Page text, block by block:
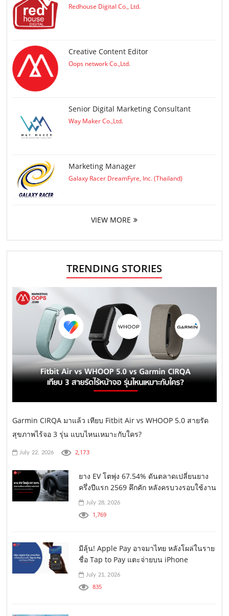
Redhouse Digital Co., Ltd.
Creative Content Editor
Oops network Co.,Ltd.
Senior Digital Marketing Consultant
Way Maker Co.,Ltd.
Marketing Manager
Galaxy Racer DreamFyre, Inc. (Thailand)
VIEW MORE
TRENDING STORIES
Garmin CIRQA มาแล้ว เทียบ Fitbit Air vs WHOOP 5.0 สายรัด
สุขภาพไร้จอ 3 รุ่น แบบไหนเหมาะกับใคร?
July 22, 2026 2,173
ยาง EV โตพุ่ง 67.54% ดันตลาดเปลี่ยนยาง
ครึ่งปีแรก 2569 คึกคัก หลังครบวงรอบใช้งาน
July 28, 2026
1,769
มีลุ้น! Apple Pay อาจมาไทย หลังโผล่ในราย
ชื่อ Tap to Pay แตะจ่ายบน iPhone
July 21, 2026
835